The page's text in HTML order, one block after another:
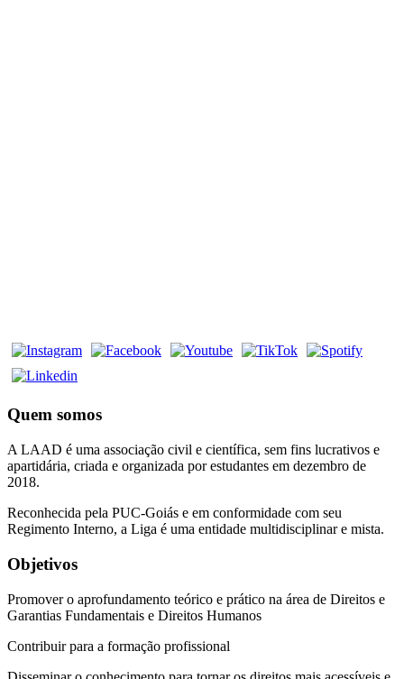
Quem somos
A LAAD é uma associação civil e científica, sem fins lucrativos e
apartidária, criada e organizada por estudantes em dezembro de
2018.
Reconhecida pela PUC-Goiás e em conformidade com seu
Regimento Interno, a Liga é uma entidade multidisciplinar e mista.
Objetivos
Promover o aprofundamento teórico e prático na área de Direitos e
Garantias Fundamentais e Direitos Humanos
Contribuir para a formação profissional